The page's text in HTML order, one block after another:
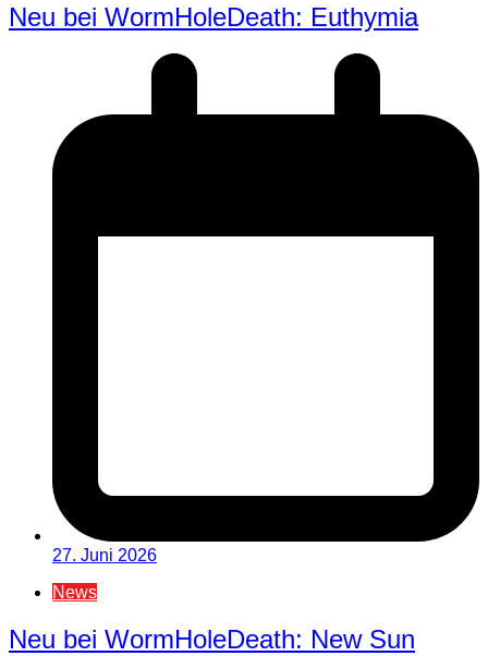
Neu bei WormHoleDeath: Euthymia
27. Juni 2026
News
Neu bei WormHoleDeath: New Sun